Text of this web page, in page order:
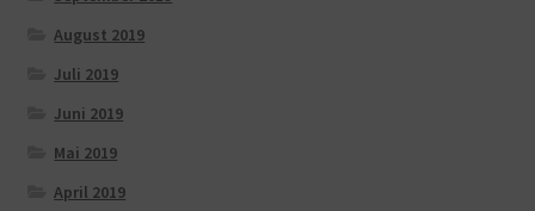
August 2019
Juli 2019
Juni 2019
Mai 2019
April 2019